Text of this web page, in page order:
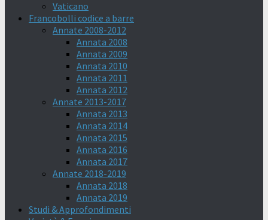
Vaticano
Francobolli codice a barre
Annate 2008-2012
Annata 2008
Annata 2009
Annata 2010
Annata 2011
Annata 2012
Annate 2013-2017
Annata 2013
Annata 2014
Annata 2015
Annata 2016
Annata 2017
Annate 2018-2019
Annata 2018
Annata 2019
Studi & Approfondimenti